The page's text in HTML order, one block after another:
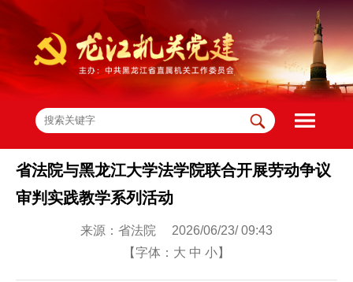
省法院与黑龙江大学法学院联合开展劳动争议
审判实践教学系列活动
来源：省法院 2026/06/23/ 09:43
【字体： 大 中 小】